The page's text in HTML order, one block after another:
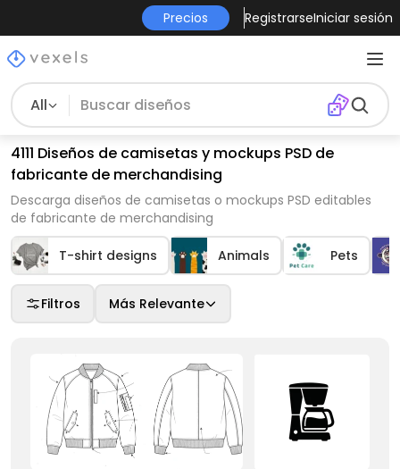
Precios RegistrarseIniciar sesión
All
4111 Diseños de camisetas y mockups PSD de
fabricante de merchandising
Descarga diseños de camisetas o mockups PSD editables
de fabricante de merchandising
T-shirt designs Animals Pets
Filtros Más Relevante